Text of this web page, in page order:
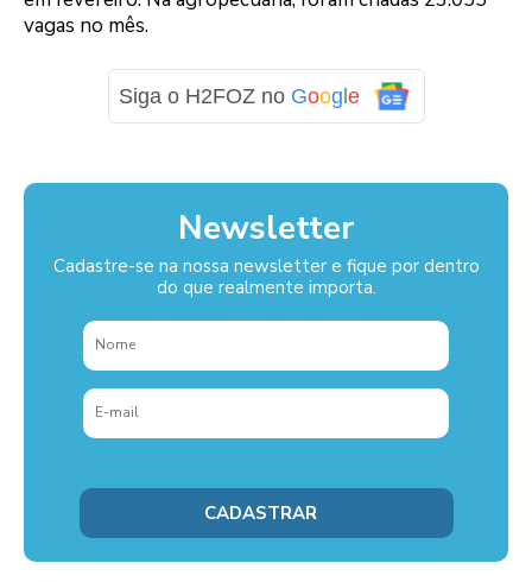
vagas no mês.
Siga o H2FOZ no Goog e
Newsletter
Cadastre-se na nossa newsletter e fique por dentro
do que realmente importa.